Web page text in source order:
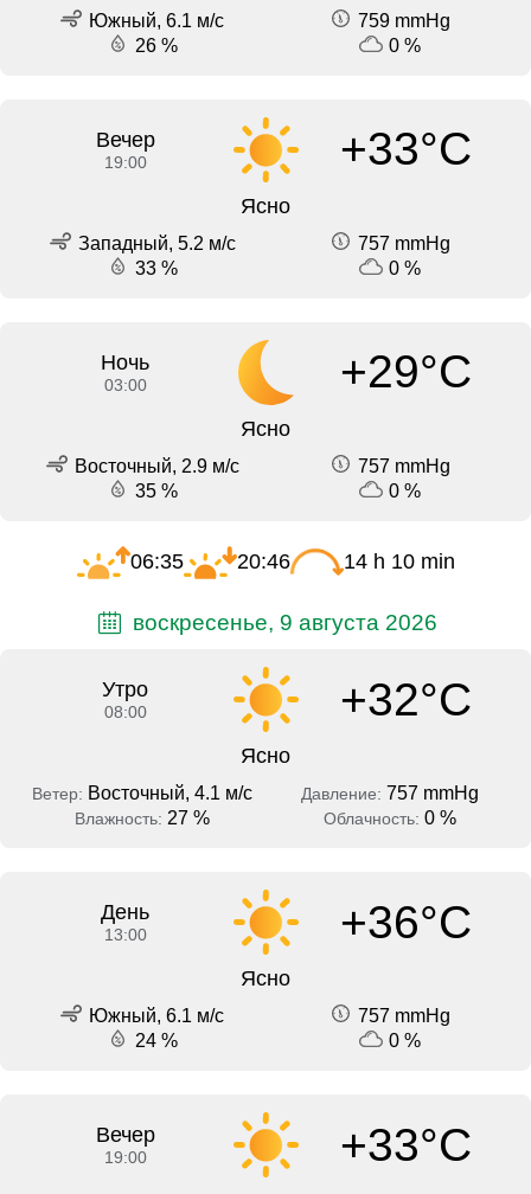
Южный, 6.1 м/с
759 mmHg
26 %
0 %
Вечер
19:00 +33°C
Ясно
Западный, 5.2 м/с
757 mmHg
33 %
0 %
Ночь
03:00 +29°C
Ясно
Восточный, 2.9 м/с
757 mmHg
35 %
0 %
06:35 20:46 14 h 10 min
воскресенье, 9 августа 2026
Утро
08:00 +32°C
Ясно
Ветер: Восточный, 4.1 м/с Давление: 757 mmHg
Влажность: 27 % Облачность: 0 %
День
13:00 +36°C
Ясно
Южный, 6.1 м/с
757 mmHg
24 %
0 %
Вечер
19:00 +33°C